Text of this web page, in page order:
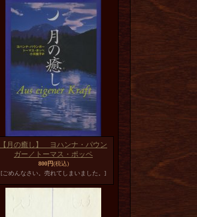
【月の癒し】 ヨハンナ・パウン
ガー／トーマス・ポッペ
800円(税込)
[ごめんなさい。売れてしまいました。]